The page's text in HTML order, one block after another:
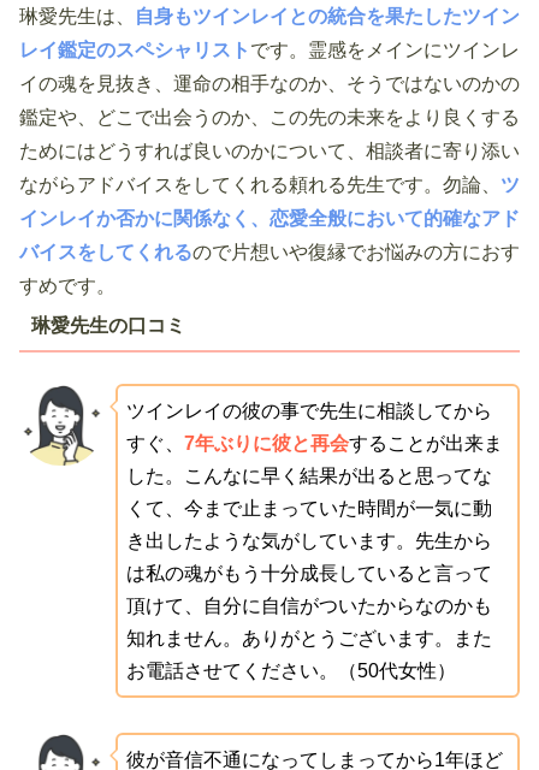
琳愛先生は、
自身もツインレイとの統合を果たしたツイン
レイ鑑定のスペシャリスト です。霊感をメインにツインレ
イの魂を見抜き、運命の相手なのか、そうではないのかの
鑑定や、どこで出会うのか、この先の未来をより良くする
ためにはどうすれば良いのかについて、相談者に寄り添い
ながらアドバイスをしてくれる頼れる先生です。勿論、 ツ
インレイか否かに関係なく、恋愛全般において的確なアド
バイスをしてくれるので片想いや復縁でお悩みの方におす
すめです。
琳愛先生の口コミ
ツインレイの彼の事で先生に相談してから
すぐ、 7年ぶりに彼と再会することが出来ま
した。こんなに早く結果が出ると思ってな
くて、今まで止まっていた時間が一気に動
き出したような気がしています。先生から
は私の魂がもう十分成長していると言って
頂けて、自分に自信がついたからなのかも
知れません。ありがとうございます。また
お電話させてください。（50代女性）
彼が音信不通になってしまってから1年ほど